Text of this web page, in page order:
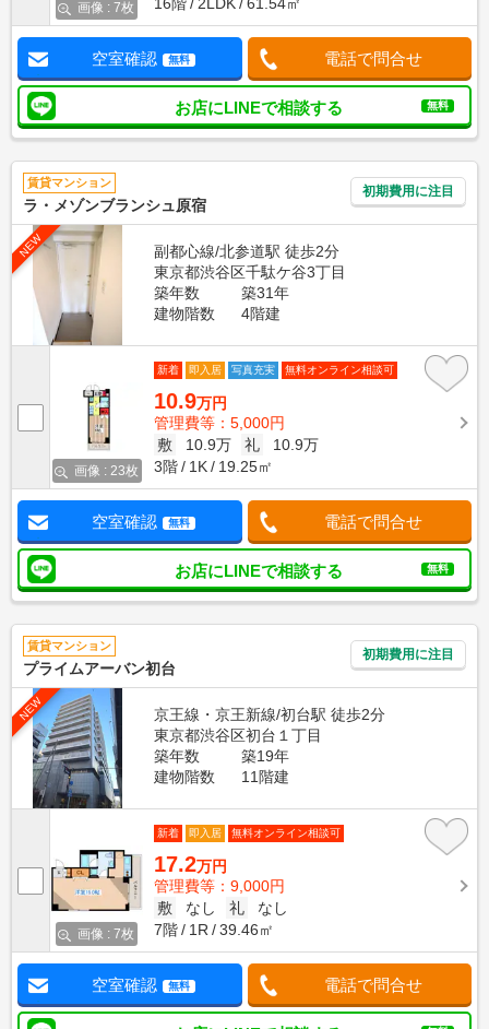
画像 : 7枚
空室確認 無料 電話で問合せ
お店にLINEで相談する 無料
賃貸マンション
ラ・メゾンブランシュ原宿
初期費用に注目
NEW
副都心線/北参道駅 徒歩2分
東京都渋谷区千駄ケ谷3丁目
築年数
築31年
建物階数
4階建
画像 : 23枚
新着 即入居 写真充実 無料オンライン相談可
10.9万円
管理費等：5,000円
敷
10.9万 礼
10.9万
3階
1K 19.25㎡
空室確認 無料 電話で問合せ
お店にLINEで相談する 無料
賃貸マンション
プライムアーバン初台
初期費用に注目
NEW
京王線・京王新線/初台駅 徒歩2分
東京都渋谷区初台１丁目
築年数
築19年
建物階数
11階建
画像 : 7枚
新着 即入居 無料オンライン相談可
17.2万円
管理費等：9,000円
敷
なし 礼
なし
7階
1R 39.46㎡
空室確認 無料 電話で問合せ